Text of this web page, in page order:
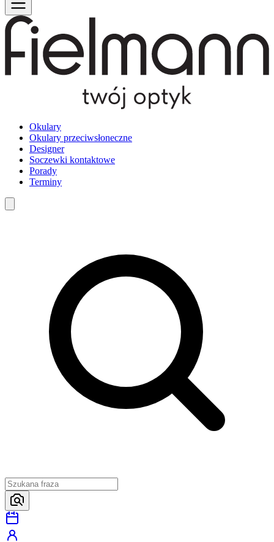
Okulary
Okulary przeciwsłoneczne
Designer
Soczewki kontaktowe
Porady
Terminy